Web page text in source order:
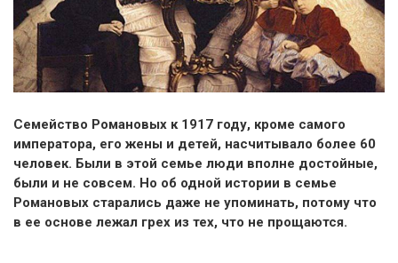
Семейство Романовых к 1917 году, кроме самого
императора, его жены и детей, насчитывало более 60
человек. Были в этой семье люди вполне достойные,
были и не совсем. Но об одной истории в семье
Романовых старались даже не упоминать, потому что
в ее основе лежал грех из тех, что не прощаются.